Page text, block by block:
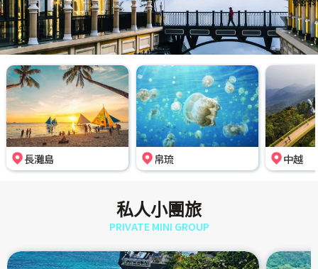
長灘島 帛琉 中越
私人小團旅
PRIVATE MINI GROUP